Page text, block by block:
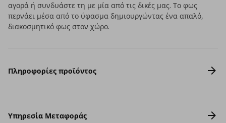
αγορά ή συνδυάστε τη με μία από τις δικές μας. Το φως
περνάει μέσα από το ύφασμα δημιουργώντας ένα απαλό,
διακοσμητικό φως στον χώρο.
Πληροφορίες προϊόντος
Υπηρεσία Μεταφοράς